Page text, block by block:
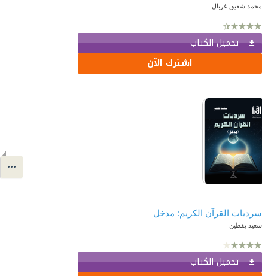
محمد شفيق غربال
تحميل الكتاب
اشترك الآن
سرديات القرآن الكريم: مدخل
سعيد يقطين
تحميل الكتاب